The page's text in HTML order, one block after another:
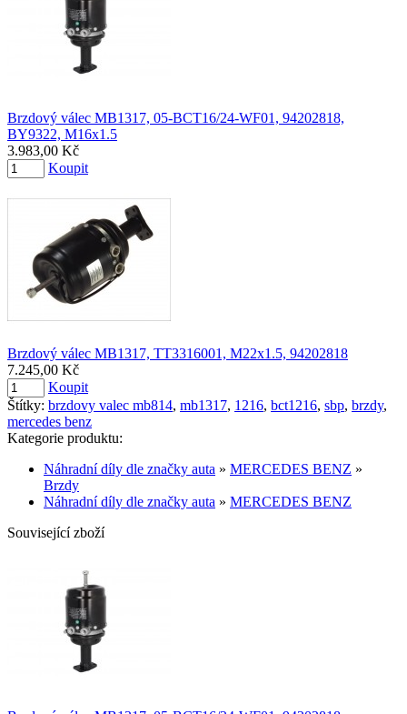
Brzdový válec MB1317, 05-BCT16/24-WF01, 94202818,
BY9322, M16x1.5
3.983,00 Kč
Koupit
Brzdový válec MB1317, TT3316001, M22x1.5, 94202818
7.245,00 Kč
Koupit
Štítky: brzdovy valec mb814, mb1317, 1216, bct1216, sbp, brzdy,
mercedes benz
Kategorie produktu:
Náhradní díly dle značky auta » MERCEDES BENZ »
Brzdy
Náhradní díly dle značky auta » MERCEDES BENZ
Související zboží